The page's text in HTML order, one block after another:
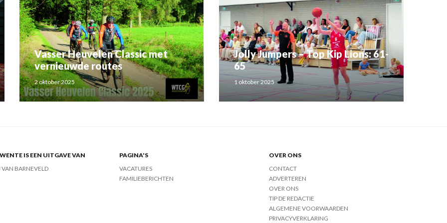
Vasser Heuvelen Classic met
vernieuwde routes
2 oktober 2025
Jolly Jumpers – Top Kip Lions: 61-
65
1 oktober 2025
IS EEN UITGAVE VAN
VAN BARNEVELD
PAGINA'S
VACATURES
FAMILIEBERICHTEN
OVER ONS
CONTACT
ADVERTEREN
OVER ONS
TIP DE REDACTIE
ALGEMENE VOORWAARDEN
PRIVACYVERKLARING